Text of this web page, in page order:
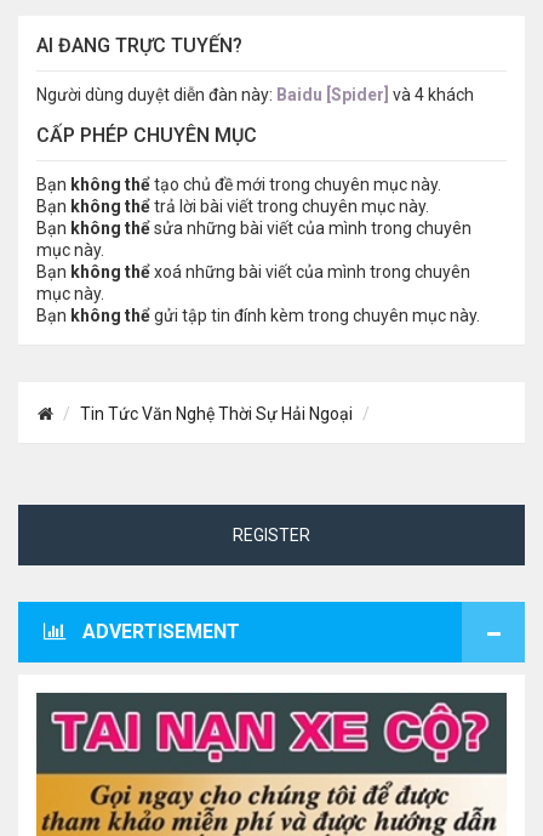
AI ĐANG TRỰC TUYẾN?
Người dùng duyệt diễn đàn này: Baidu [Spider] và 4 khách
CẤP PHÉP CHUYÊN MỤC
Bạn không thểtạo chủ đề mới trong chuyên mục này.
Bạn không thểtrả lời bài viết trong chuyên mục này.
Bạn không thểsửa những bài viết của mình trong chuyên
mục này.
Bạn không thểxoá những bài viết của mình trong chuyên
mục này.
Bạn không thểgửi tập tin đính kèm trong chuyên mục này.
Tin Tức Văn Nghệ Thời Sự Hải Ngoại
REGISTER
ADVERTISEMENT